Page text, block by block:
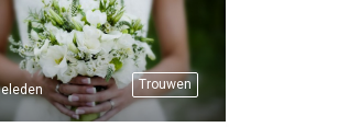
Trouwen